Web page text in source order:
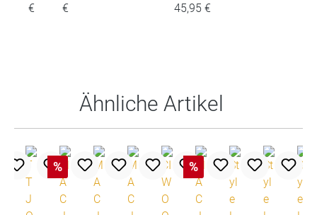
€
€
45,95 €
Ähnliche Artikel
% %